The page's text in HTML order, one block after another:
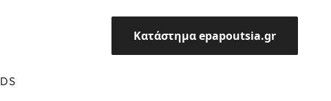
Κατάστημα epapoutsia.gr